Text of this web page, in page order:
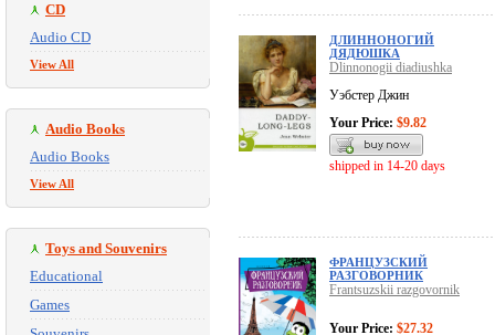
CD
Audio CD
View All
Audio Books
Audio Books
View All
Toys and Souvenirs
Educational
Games
ДЛИННОНОГИЙ
ДЯДЮШКА
Dlinnonogii diadiushka
Уэбстер Джин
Your Price: $9.82
shipped in 14-20 days
ФРАНЦУЗСКИЙ
РАЗГОВОРНИК
Frantsuzskii razgovornik
Your Price: $27.32